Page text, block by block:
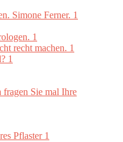
Simone Ferner. 1
1
recht machen. 1
1
Sie mal Ihre
Pflaster 1